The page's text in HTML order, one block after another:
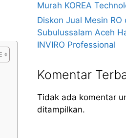
Murah KOREA
Diskon Jual Mesin RO
Subulussalam Aceh
INVIRO Professional
Komentar
Tidak ada komentar
ditampilkan.